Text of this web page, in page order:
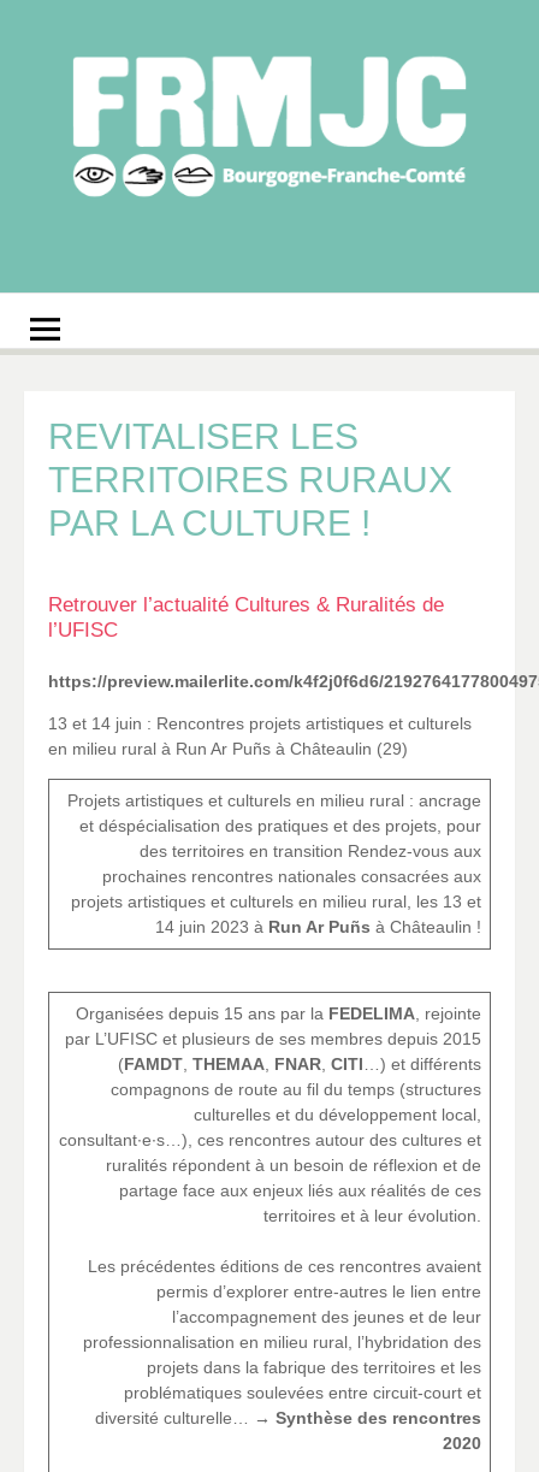
régionale des MJC
Bourgogne-Franche-
REVITALISER LES
TERRITOIRES RURAUX
PAR LA CULTURE !
Retrouver l’actualité Cultures & Ruralités de
l’UFISC
https://preview.mailerlite.com/k4f2j0f6d6/
13 et 14 juin : Rencontres projets artistiques et culturels
en milieu rural à Run Ar Puñs à Châteaulin (29)
Projets artistiques et culturels en milieu rural : ancrage
et déspécialisation des pratiques et des projets, pour
des territoires en transition Rendez-vous aux
prochaines rencontres nationales consacrées aux
projets artistiques et culturels en milieu rural, les 13 et
14 juin 2023 à Run Ar Puñs à Châteaulin !
Organisées depuis 15 ans par la FEDELIMA , rejointe
par L’UFISC et plusieurs de ses membres depuis 2015
(FAMDT THEMAA FNAR CITI …) et différents
compagnons de route au fil du temps (structures
culturelles et du développement local,
consultant∙e∙s…), ces rencontres autour des cultures et
ruralités répondent à un besoin de réflexion et de
partage face aux enjeux liés aux réalités de ces
territoires et à leur évolution.
Les précédentes éditions de ces rencontres avaient
permis d’explorer entre-autres le lien entre
l’accompagnement des jeunes et de leur
professionnalisation en milieu rural, l’hybridation des
projets dans la fabrique des territoires et les
problématiques soulevées entre circuit-court et
diversité culturelle…
→ Synthèse des rencontres
2020